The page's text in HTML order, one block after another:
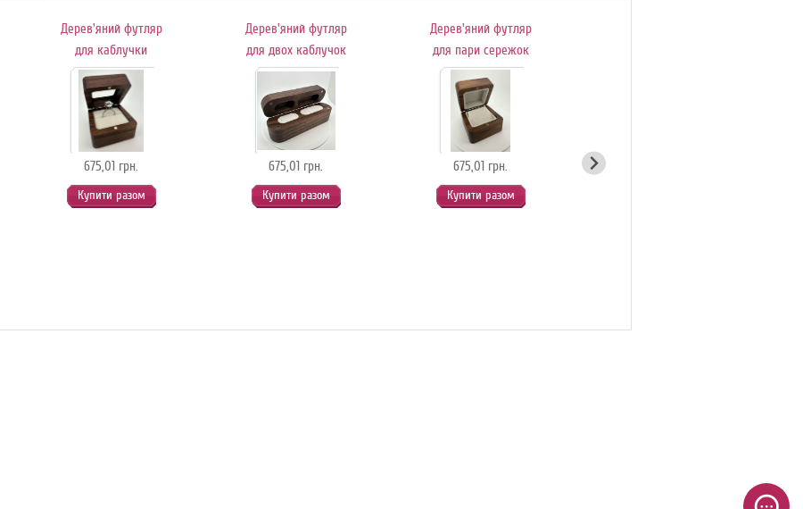
Дерев'яний футляр
для каблучки
675,01 грн.
Купити разом
Дерев'яний футляр
для двох каблучок
675,01 грн.
Купити разом
Дерев'яний футляр
для пари сережок
675,01 грн.
Купити разом